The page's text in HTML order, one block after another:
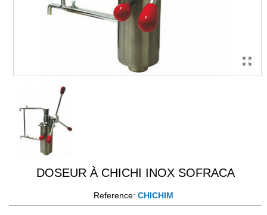
DOSEUR À CHICHI INOX SOFRACA
Reference: CHICHIM